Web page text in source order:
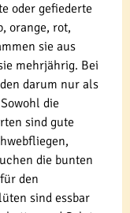
oder gefiederte
orange, rot,
sie aus
mehrjährig. Bei
darum nur als
die
sind gute
die bunten
den
sind essbar